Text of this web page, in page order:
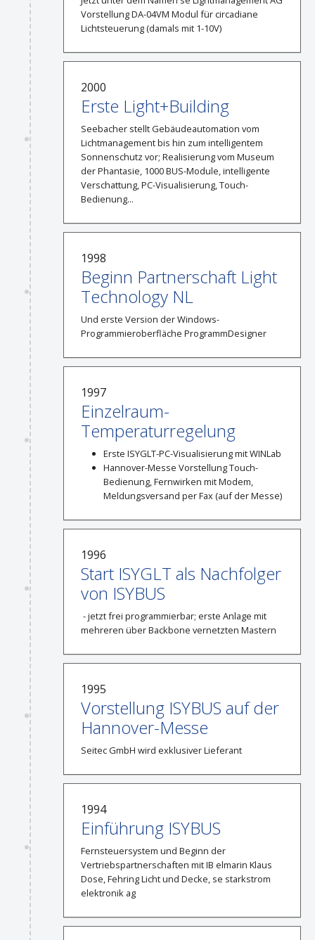
Vorstellung DA-04VM Modul für circadiane
Lichtsteuerung (damals mit 1-10V)
2000
Erste Light+Building
Seebacher stellt Gebäudeautomation vom
Lichtmanagement bis hin zum intelligentem
Sonnenschutz vor; Realisierung vom Museum
der Phantasie, 1000 BUS-Module, intelligente
Verschattung, PC-Visualisierung, Touch-
Bedienung...
1998
Beginn Partnerschaft Light
Technology NL
Und erste Version der Windows-
Programmieroberfläche ProgrammDesigner
1997
Einzelraum-
Temperaturregelung
Erste ISYGLT-PC-Visualisierung mit WINLab
Hannover-Messe Vorstellung Touch-
Bedienung, Fernwirken mit Modem,
Meldungsversand per Fax (auf der Messe)
1996
Start ISYGLT als Nachfolger
von ISYBUS
- jetzt frei programmierbar; erste Anlage mit
mehreren über Backbone vernetzten Mastern
1995
Vorstellung ISYBUS auf der
Hannover-Messe
Seitec GmbH wird exklusiver Lieferant
1994
Einführung ISYBUS
Fernsteuersystem und Beginn der
Vertriebspartnerschaften mit IB elmarin Klaus
Dose, Fehring Licht und Decke, se starkstrom
elektronik ag